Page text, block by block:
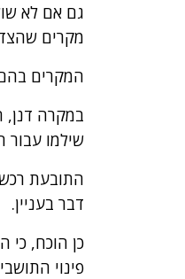
גם אם לא
מקרים
המקרים
שילמו עבור
התובעת
דבר בעניין.
כן הוכח, כי
פינוי